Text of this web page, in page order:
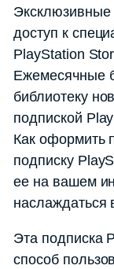
Эксклюзивные
доступ к
PlayStation
Ежемесячные
библиотеку
подпиской
Как оформить
подписку
ее на вашем
наслаждаться
Эта подписка
способ